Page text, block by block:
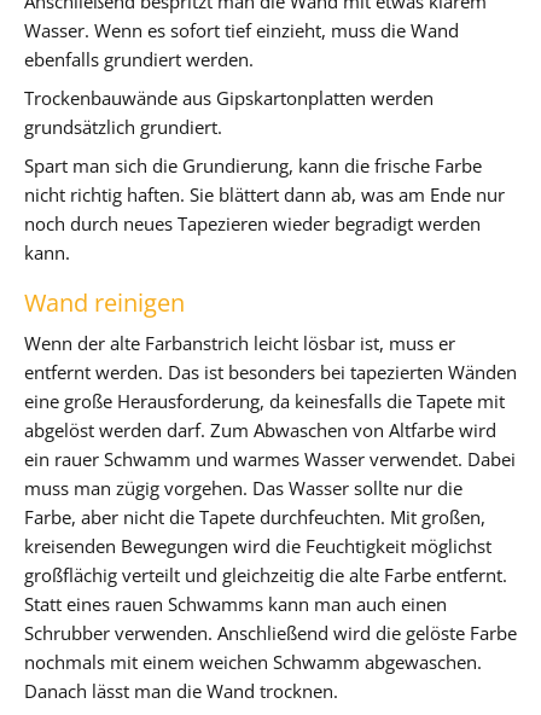
Wasser. Wenn es sofort tief einzieht, muss die Wand
ebenfalls grundiert werden.
Trockenbauwände aus Gipskartonplatten werden
grundsätzlich grundiert.
Spart man sich die Grundierung, kann die frische Farbe
nicht richtig haften. Sie blättert dann ab, was am Ende nur
noch durch neues Tapezieren wieder begradigt werden
kann.
Wand reinigen
Wenn der alte Farbanstrich leicht lösbar ist, muss er
entfernt werden. Das ist besonders bei tapezierten Wänden
eine große Herausforderung, da keinesfalls die Tapete mit
abgelöst werden darf. Zum Abwaschen von Altfarbe wird
ein rauer Schwamm und warmes Wasser verwendet. Dabei
muss man zügig vorgehen. Das Wasser sollte nur die
Farbe, aber nicht die Tapete durchfeuchten. Mit großen,
kreisenden Bewegungen wird die Feuchtigkeit möglichst
großflächig verteilt und gleichzeitig die alte Farbe entfernt.
Statt eines rauen Schwamms kann man auch einen
Schrubber verwenden. Anschließend wird die gelöste Farbe
nochmals mit einem weichen Schwamm abgewaschen.
Danach lässt man die Wand trocknen.